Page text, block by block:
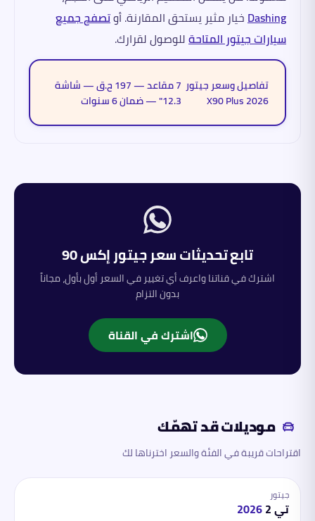
Dashingخيار مثير يستحق المقارنة. أوتصفح جميع
سيارات جيتور المتاحةللوصول لقرارك.
تفاصيل وسعر جيتور
X90 Plus 2026
7 مقاعد — 197 ح.ق — شاشة
12.3" — ضمان 6 سنوات
تابع تحديثات سعرجيتورإكس 90
اشترك في قناتنا واعرف أي تغيير في السعر أول بأول، مجاناً
بدون التزام
اشترك في القناة
موديلات قد تهمّك
اقتراحات قريبة في الفئة والسعر اخترناها لك
جيتور
تي 2 2026